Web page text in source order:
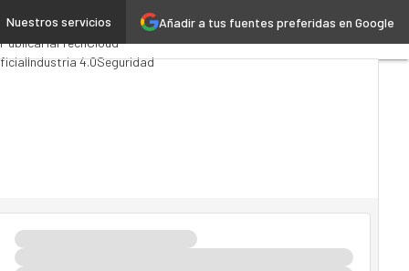
Añadir a tus fuentes preferidas en Google
Nuestros servicios
Analytics
MarTechCloud
Industria 4.0Seguridad